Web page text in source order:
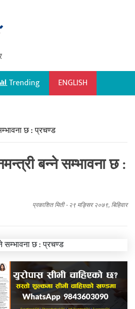
Trending ENGLISH
छ : प्रचण्ड
बन्ने सम्भावना छ :
प्रकाशित मिती - २९ मङ्सिर २०७९, बिहिवार